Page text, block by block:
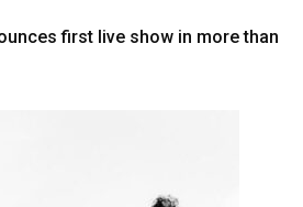
first live show in more than